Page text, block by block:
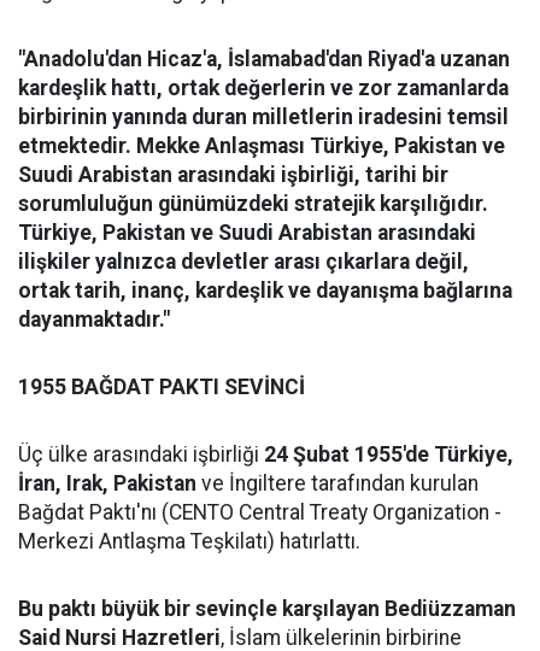
"Anadolu'dan Hicaz'a, İslamabad'dan Riyad'a uzanan
kardeşlik hattı, ortak değerlerin ve zor zamanlarda
birbirinin yanında duran milletlerin iradesini temsil
etmektedir. Mekke Anlaşması Türkiye, Pakistan ve
Suudi Arabistan arasındaki işbirliği, tarihi bir
sorumluluğun günümüzdeki stratejik karşılığıdır.
Türkiye, Pakistan ve Suudi Arabistan arasındaki
ilişkiler yalnızca devletler arası çıkarlara değil,
ortak tarih, inanç, kardeşlik ve dayanışma bağlarına
dayanmaktadır."
1955 BAĞDAT PAKTI SEVİNCİ
Üç ülke arasındaki işbirliği 24 Şubat 1955'de Türkiye,
İran, Irak, Pakistan ve İngiltere tarafından kurulan
Bağdat Paktı'nı (CENTO Central Treaty Organization -
Merkezi Antlaşma Teşkilatı) hatırlattı.
Bu paktı büyük bir sevinçle karşılayan Bediüzzaman
Said Nursi Hazretleri, İslam ülkelerinin birbirine